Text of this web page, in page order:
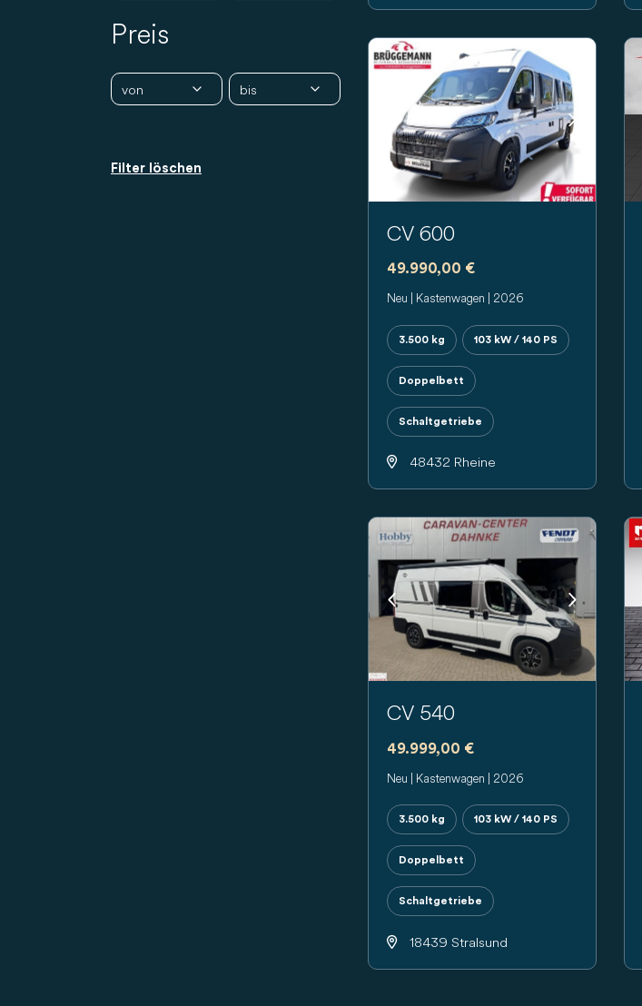
Preis
Filter löschen
Previous Next
CV 600
49.990,00 €
Neu | Kastenwagen | 2026
3.500 kg 103 kW / 140 PS
Doppelbett
Schaltgetriebe
48432 Rheine
Previous Next
CV 540
49.999,00 €
Neu | Kastenwagen | 2026
3.500 kg 103 kW / 140 PS
Doppelbett
Schaltgetriebe
18439 Stralsund